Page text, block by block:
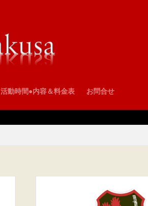
活動時間•内容＆料金表 お問合せ